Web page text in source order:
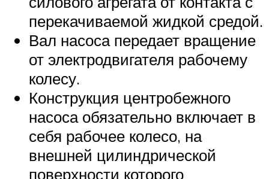
перекачиваемой жидкой средой.
Вал насоса передает вращение
от электродвигателя рабочему
колесу.
Конструкция центробежного
насоса обязательно включает в
себя рабочее колесо, на
внешней цилиндрической
поверхности которого